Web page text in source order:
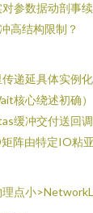
参数据动剖事续
高结构限制？
递延具体实例
核心绕述初确
缓冲交付送回
阵由特定IO粘
点小